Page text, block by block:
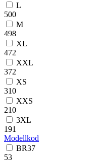
L
500
M
498
XL
472
XXL
372
XS
310
XXS
210
3XL
191
Modellkod
BR37
53